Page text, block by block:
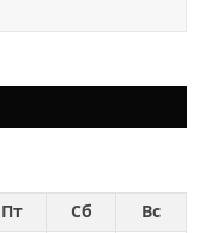
Пт Сб
Вс